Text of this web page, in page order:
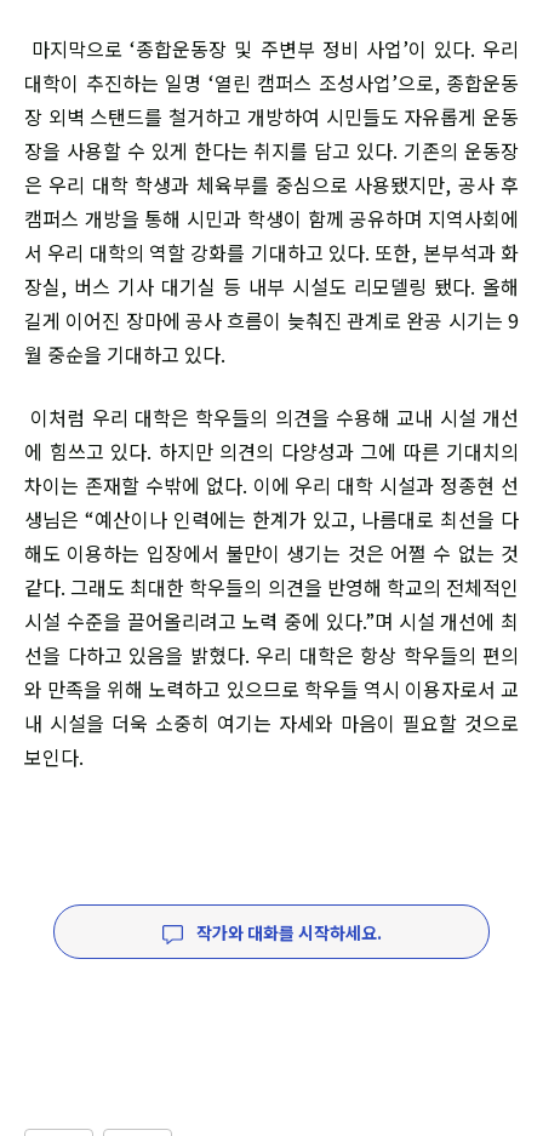
마지막으로 ‘종합운동장 및 주변부 정비 사업’이 있다. 우리
대학이 추진하는 일명 ‘열린 캠퍼스 조성사업’으로, 종합운동
장 외벽 스탠드를 철거하고 개방하여 시민들도 자유롭게 운동
장을 사용할 수 있게 한다는 취지를 담고 있다. 기존의 운동장
은 우리 대학 학생과 체육부를 중심으로 사용됐지만, 공사 후
캠퍼스 개방을 통해 시민과 학생이 함께 공유하며 지역사회에
서 우리 대학의 역할 강화를 기대하고 있다. 또한, 본부석과 화
장실, 버스 기사 대기실 등 내부 시설도 리모델링 됐다. 올해
길게 이어진 장마에 공사 흐름이 늦춰진 관계로 완공 시기는 9
월 중순을 기대하고 있다.
이처럼 우리 대학은 학우들의 의견을 수용해 교내 시설 개선
에 힘쓰고 있다. 하지만 의견의 다양성과 그에 따른 기대치의
차이는 존재할 수밖에 없다. 이에 우리 대학 시설과 정종현 선
생님은 “예산이나 인력에는 한계가 있고, 나름대로 최선을 다
해도 이용하는 입장에서 불만이 생기는 것은 어쩔 수 없는 것
같다. 그래도 최대한 학우들의 의견을 반영해 학교의 전체적인
시설 수준을 끌어올리려고 노력 중에 있다.”며 시설 개선에 최
선을 다하고 있음을 밝혔다. 우리 대학은 항상 학우들의 편의
와 만족을 위해 노력하고 있으므로 학우들 역시 이용자로서 교
내 시설을 더욱 소중히 여기는 자세와 마음이 필요할 것으로
보인다.
작가와 대화를 시작하세요.